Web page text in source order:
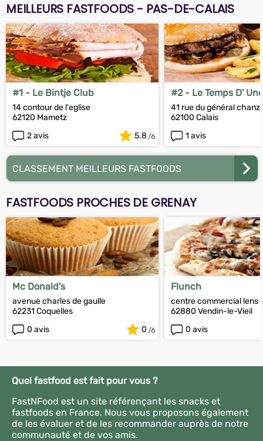
MEILLEURS FASTFOODS - PAS-DE-CALAIS
#1 - Le Bintje Club
14 contour de l'eglise
62120 Mametz
2 avis
5.8
#2 - Le Temps D'
41 rue du général
62100 Calais
1 avis
CLASSEMENT MEILLEURS FASTFOODS
FASTFOODS PROCHES DE GRENAY
Mc Donald's
avenue charles de gaulle
62231 Coquelles
0 avis
0
Flunch
centre commercial lens
62880 Vendin-le-Vieil
0 avis
Quel fastfood est fait pour vous ?
FastNFood est un site référençant les snacks et
fastfoods en France. Nous vous proposons également
de les évaluer et de les recommander auprès de notre
communauté et de vos amis.